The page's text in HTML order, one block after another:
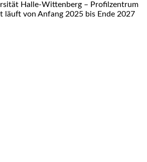
Halle-Wittenberg – Profilzentrum
von Anfang 2025 bis Ende 2027